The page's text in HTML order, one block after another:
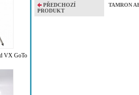
VX GoTo
PŘEDCHOZÍ
PRODUKT
TAMRON